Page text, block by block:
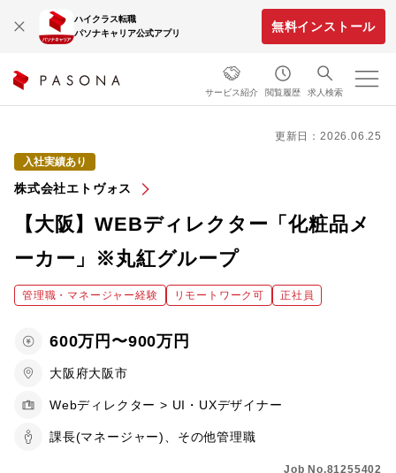
ハイクラス転職
パソナキャリア公式アプリ
無料インストール
サービス紹介 閲覧履歴 求人検索
更新日：2026.06.25
入社実績あり
株式会社エトヴォス
【大阪】WEBディレクター「化粧品メ
ーカー」※丸紅グループ
管理職・マネージャー経験 リモートワーク可 正社員
600万円〜900万円
大阪府大阪市
Webディレクター > UI・UXデザイナー
課長(マネージャー)、その他管理職
Job No.81255402